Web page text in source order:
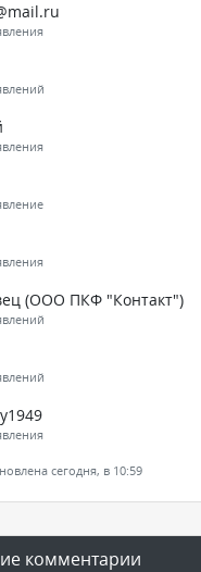
(ООО ПКФ "Контакт")
сегодня, в 10:59
комментарии